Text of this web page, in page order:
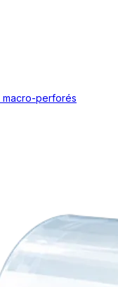
macro-perforés